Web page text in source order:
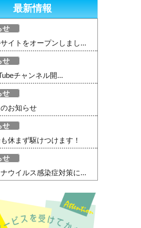
最新情報
せ
イトをオープンしまし...
せ
チャンネル開...
せ
お知らせ
せ
休まず駆けつけます！
せ
ウイルス感染症対策に...